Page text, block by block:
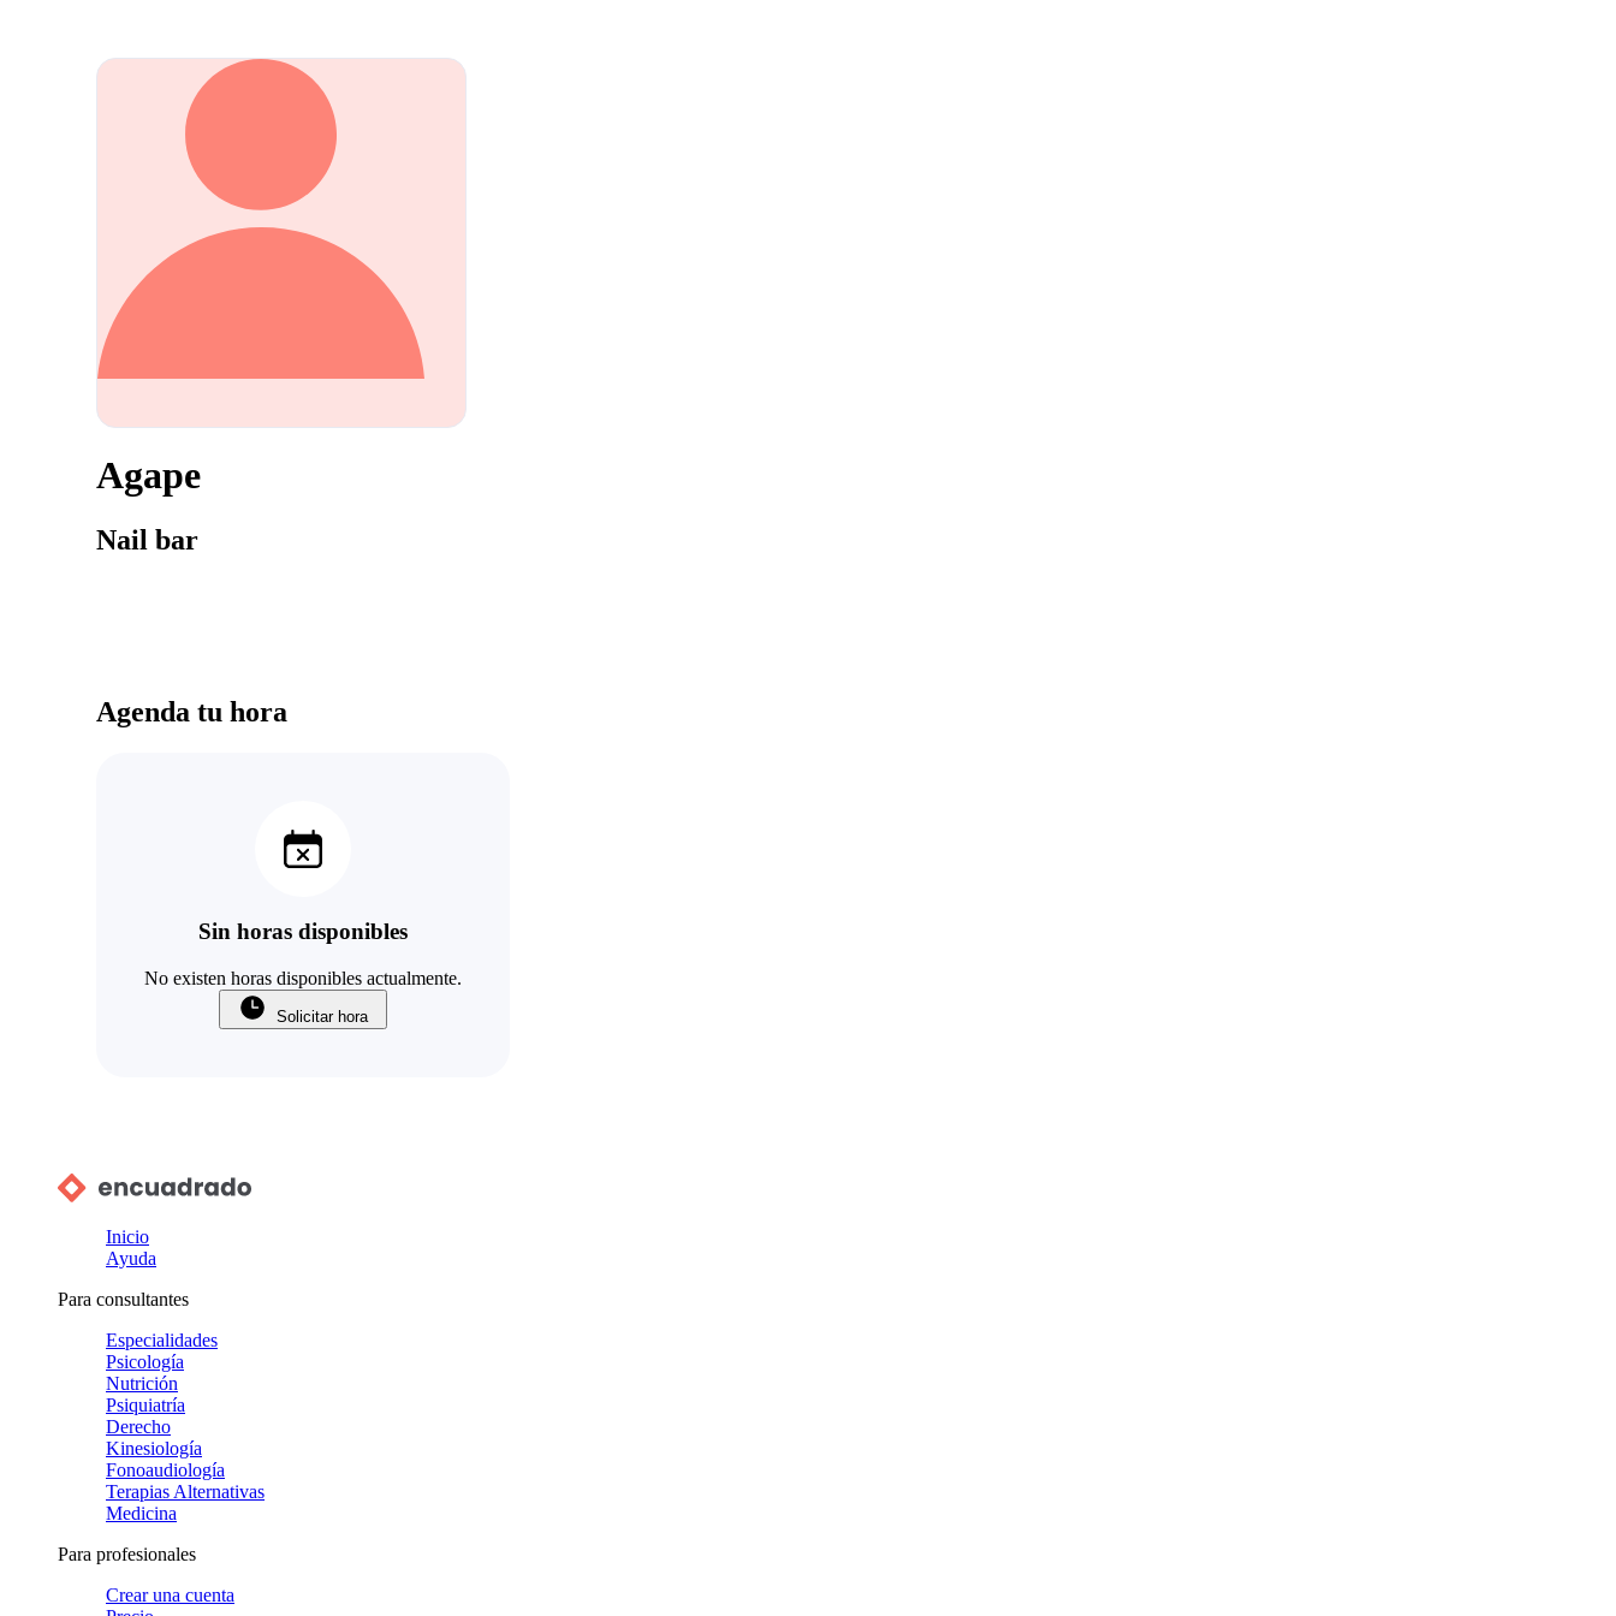
Agape
Nail bar
Agenda tu hora
Sin horas disponibles
No existen horas disponibles actualmente.
Solicitar hora
Inicio
Ayuda
Para consultantes
Especialidades
Psicología
Nutrición
Psiquiatría
Derecho
Kinesiología
Fonoaudiología
Terapias Alternativas
Medicina
Para profesionales
Crear una cuenta